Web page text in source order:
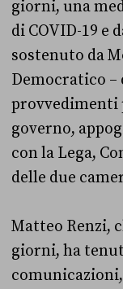
giorni, una
di COVID-19 e
sostenuto da
Democratico
provvedimenti
governo,
con la Lega,
delle due
Matteo Renzi,
giorni, ha